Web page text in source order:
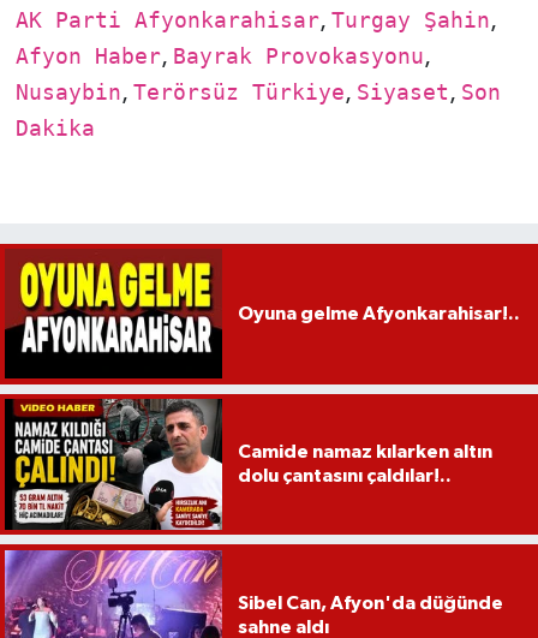
AK Parti Afyonkarahisar, Turgay Şahin,
Afyon Haber, Bayrak Provokasyonu,
Nusaybin, Terörsüz Türkiye, Siyaset , Son
Dakika
Oyuna gelme Afyonkarahisar!..
Camide namaz kılarken altın
dolu çantasını çaldılar!..
Sibel Can, Afyon'da düğünde
sahne aldı